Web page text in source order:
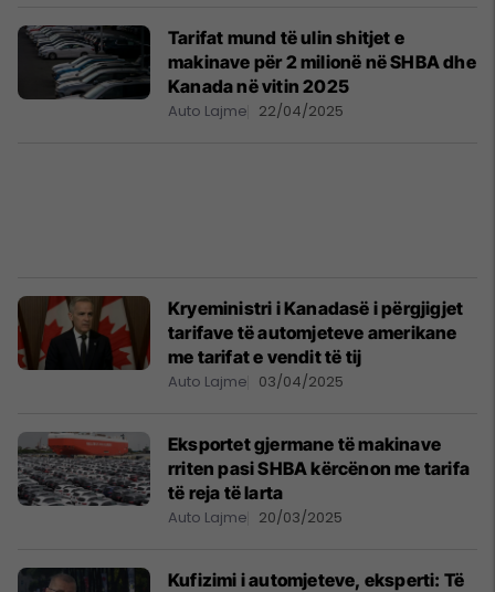
Tarifat mund të ulin shitjet e
makinave për 2 milionë në SHBA dhe
Kanada në vitin 2025
Auto Lajme 22/04/2025
Kryeministri i Kanadasë i përgjigjet
tarifave të automjeteve amerikane
me tarifat e vendit të tij
Auto Lajme 03/04/2025
Eksportet gjermane të makinave
rriten pasi SHBA kërcënon me tarifa
të reja të larta
Auto Lajme 20/03/2025
Kufizimi i automjeteve, eksperti: Të